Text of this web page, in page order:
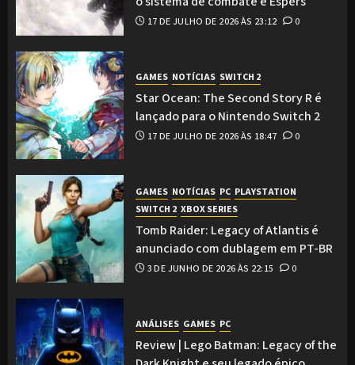
17 DE JULHO DE 2026 ÀS 23:12 0
GAMES NOTÍCIAS SWITCH 2
Star Ocean: The Second Story R é
lançado para o Nintendo Switch 2
17 DE JULHO DE 2026 ÀS 18:47 0
GAMES NOTÍCIAS PC PLAYSTATION
SWITCH 2 XBOX SERIES
Tomb Raider: Legacy of Atlantis é
anunciado com dublagem em PT-BR
3 DE JUNHO DE 2026 ÀS 22:15 0
ANÁLISES GAMES PC
Review | Lego Batman: Legacy of the